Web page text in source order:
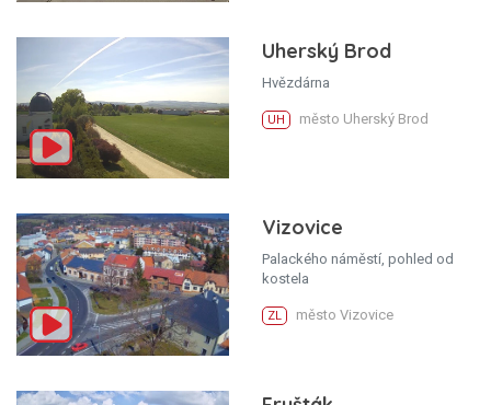
Uherský Brod
Hvězdárna
UH město Uherský Brod
Vizovice
Palackého náměstí, pohled od
kostela
ZL město Vizovice